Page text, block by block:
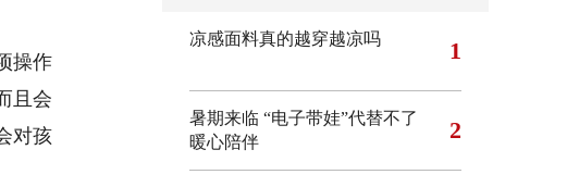
操作
且会
对孩
凉感面料真的越穿越凉吗 1
暑期来临 “电子带娃”代替不了
暖心陪伴
2